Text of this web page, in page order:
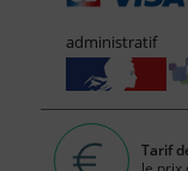
administratif
Tarif